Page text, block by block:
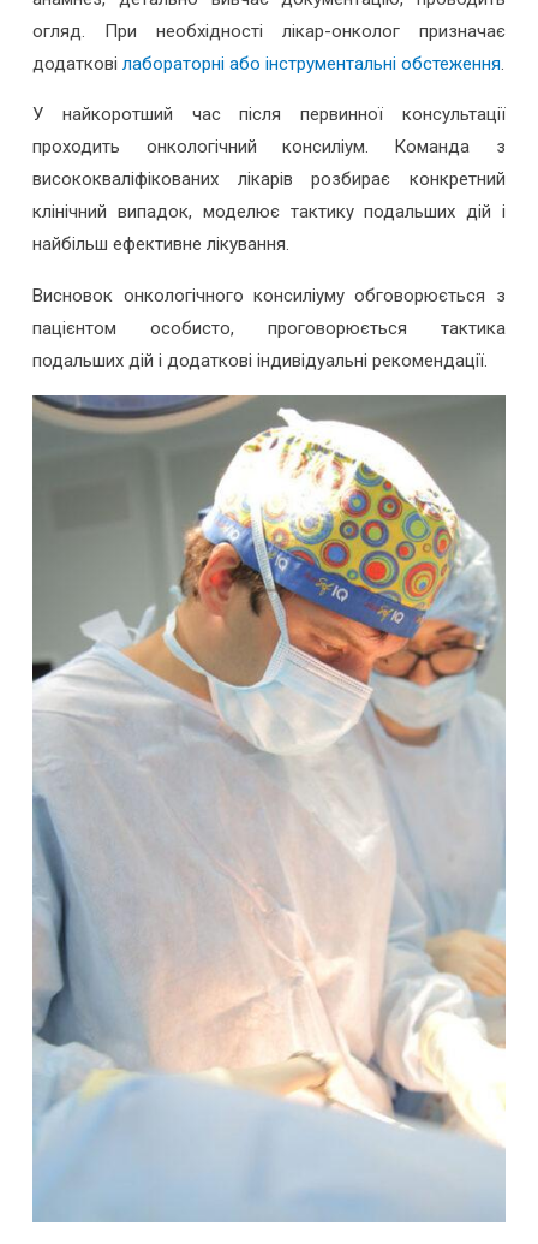
огляд. При необхідності лікар-онколог призначає
додатковілабораторні або інструментальні обстеження.
У найкоротший час після первинної консультації
проходить онкологічний консиліум. Команда з
висококваліфікованих лікарів розбирає конкретний
клінічний випадок, моделює тактику подальших дій і
найбільш ефективне лікування.
Висновок онкологічного консиліуму обговорюється з
пацієнтом особисто, проговорюється тактика
подальших дій і додаткові індивідуальні рекомендації.